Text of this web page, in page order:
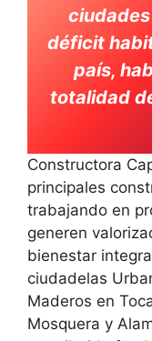
déficit
país,
totalidad
Constructora
principales
trabajando en
generen
bienestar
ciudadelas
Maderos en
Mosquera y